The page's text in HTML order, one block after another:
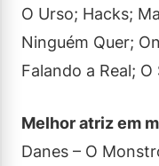
O Urso; Hacks;
Ninguém Quer;
Falando a Real; O
Melhor atriz em
Danes – O